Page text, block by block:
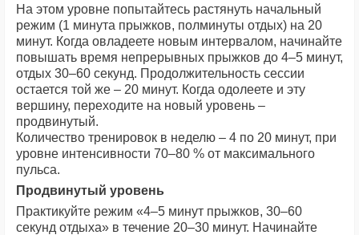
На этом уровне попытайтесь растянуть начальный
режим (1 минута прыжков, полминуты отдых) на 20
минут. Когда овладеете новым интервалом, начинайте
повышать время непрерывных прыжков до 4–5 минут,
отдых 30–60 секунд. Продолжительность сессии
остается той же – 20 минут. Когда одолеете и эту
вершину, переходите на новый уровень –
продвинутый.
Количество тренировок в неделю – 4 по 20 минут, при
уровне интенсивности 70–80 % от максимального
пульса.
Продвинутый уровень
Практикуйте режим «4–5 минут прыжков, 30–60
секунд отдыха» в течение 20–30 минут. Начинайте